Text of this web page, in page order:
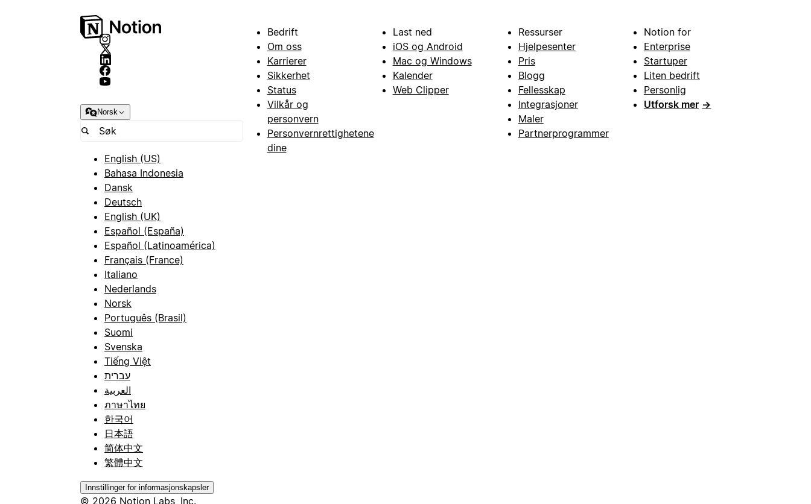
Norsk
English (US)
Bahasa Indonesia
Dansk
Deutsch
English (UK)
Español (España)
Español (Latinoamérica)
Français (France)
Italiano
Nederlands
Norsk
Português (Brasil)
Suomi
Svenska
Tiếng Việt
עברית
العربية
ภาษาไทย
한국어
日本語
简体中文
繁體中文
Innstillinger for informasjonskapsler
© 2026 Notion Labs, Inc.
Bedrift
Om oss
Karrierer
Sikkerhet
Status
Vilkår og
personvern
Personvernrettighetene
dine
Last ned
iOS og Android
Mac og Windows
Kalender
Web Clipper
Ressurser
Hjelpesenter
Pris
Blogg
Fellesskap
Integrasjoner
Maler
Partnerprogrammer
Notion for
Enterprise
Startuper
Liten bedrift
Personlig
Utforsk mer →